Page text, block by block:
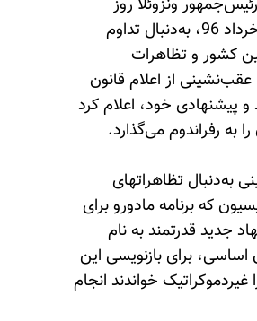
ونزوئلا روز
پنجشنبه 11خرداد 96، به‌دنبال تداوم
این کشور و تظاهرات
عقب‌نشینی از اعلام قانون
پیشنهادی خود، اعلام کرد
به رفراندوم می‌گذارد.
به‌دنبال تظاهراتهای
که برنامه مادورو برای
جدید قدرتمند به نام
برای بازنویسی این
خواندند انجام